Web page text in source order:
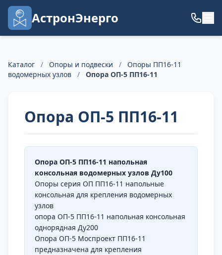
АстронЭнерго
Каталог / Опоры и подвески /
Опоры ПП16-11
водомерных узлов
/ Опора ОП-5 ПП16-11
Опора ОП-5 ПП16-11
Опора ОП-5 ПП16-11 напольная
консольная водомерных узлов Ду100
Опоры серия ОП ПП16-11 напольные
консольная для крепления водомерных
узлов
опора ОП-5 ПП16-11 напольная консольная
однорядная Ду200
Опора ОП-5 Моспроект ПП16-11
предназначена для крепления